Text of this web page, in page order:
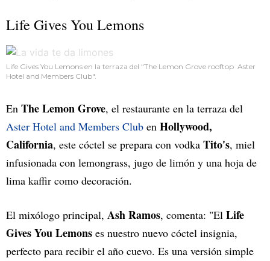
Life Gives You Lemons
Life Gives You Lemons en la terraza del "The Lemon Grove rooftop Aster
Hotel and Members Club".
En The Lemon Grove, el restaurante en la terraza del
Aster Hotel and Members Club en Hollywood,
California, este cóctel se prepara con vodka Tito's, miel
infusionada con lemongrass, jugo de limón y una hoja de
lima kaffir como decoración.
El mixólogo principal, Ash Ramos, comenta: "El Life
Gives You Lemons es nuestro nuevo cóctel insignia,
perfecto para recibir el año cuevo. Es una versión simple